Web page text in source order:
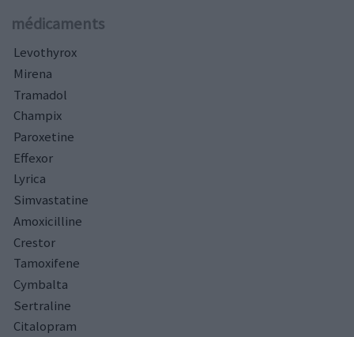
médicaments
Levothyrox
Mirena
Tramadol
Champix
Paroxetine
Effexor
Lyrica
Simvastatine
Amoxicilline
Crestor
Tamoxifene
Cymbalta
Sertraline
Citalopram